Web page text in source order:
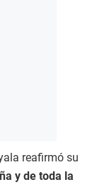
reafirmó su
y de toda la